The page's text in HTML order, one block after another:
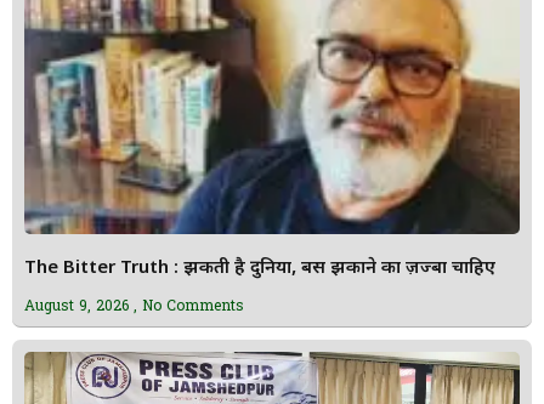
The Bitter Truth : झुकती है दुनिया, बस झुकाने का ज़ज्बा चाहिए
August 9, 2026 No Comments